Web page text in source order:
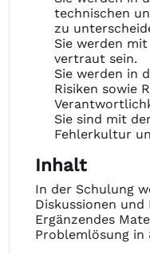
technischen
zu
Sie werden
vertraut sein.
Sie werden in
Risiken sowie
Sie sind mit
Fehlerkultur
Inhalt
In der Schulung
Diskussionen und
Ergänzendes
Problemlösung in